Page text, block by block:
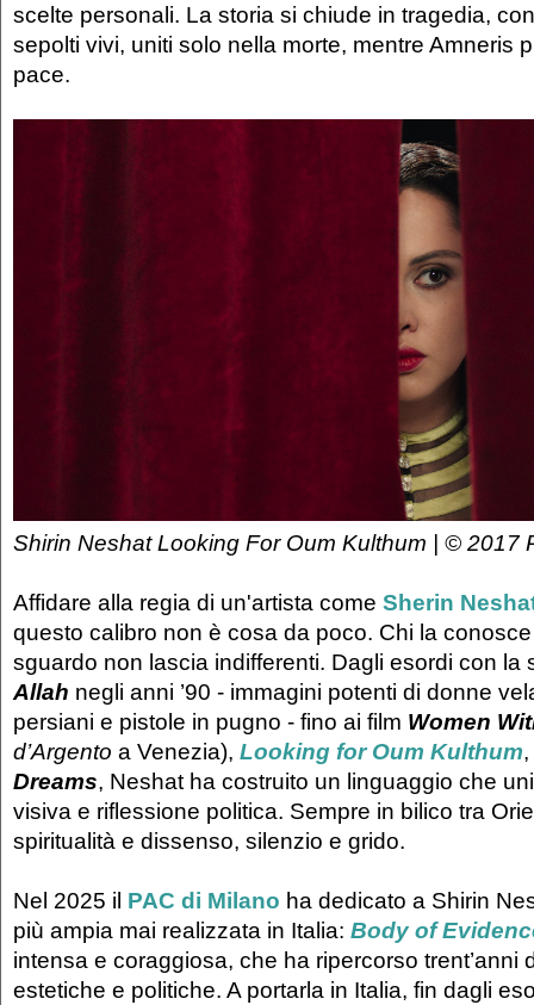
scelte personali. La storia si chiude in tragedia,
sepolti vivi, uniti solo nella morte, mentre Amneris
pace.
Shirin Neshat Looking For Oum Kulthum | © 2017
Affidare alla regia di un'artista come Sherin
questo calibro non è cosa da poco. Chi la
sguardo non lascia indifferenti. Dagli esordi con la
Allah negli anni ’90 - immagini potenti di donne
persiani e pistole in pugno - fino ai film Women
d’Argento a Venezia), Looking for Oum Kulthum
Dreams, Neshat ha costruito un linguaggio che
visiva e riflessione politica. Sempre in bilico tra
spiritualità e dissenso, silenzio e grido.
Nel 2025 il PAC di Milano ha dedicato a Shirin
più ampia mai realizzata in Italia: Body of
intensa e coraggiosa, che ha ripercorso trent’anni
estetiche e politiche. A portarla in Italia, fin dagli